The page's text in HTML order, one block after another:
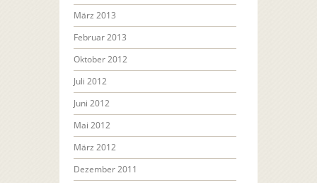
März 2013
Februar 2013
Oktober 2012
Juli 2012
Juni 2012
Mai 2012
März 2012
Dezember 2011